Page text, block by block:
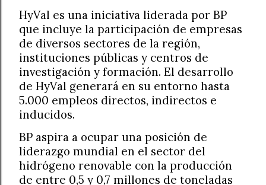
HyVal es una iniciativa liderada por BP
que incluye la participación de empresas
de diversos sectores de la región,
instituciones públicas y centros de
investigación y formación. El desarrollo
de HyVal generará en su entorno hasta
5.000 empleos directos, indirectos e
inducidos.
BP aspira a ocupar una posición de
liderazgo mundial en el sector del
hidrógeno renovable con la producción
de entre 0,5 y 0,7 millones de toneladas